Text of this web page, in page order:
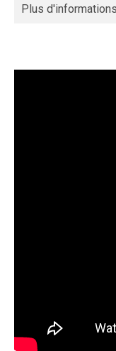
Plus d'informations